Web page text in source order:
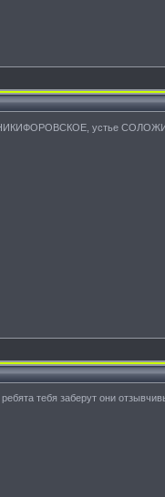
устье
тебя заберут они